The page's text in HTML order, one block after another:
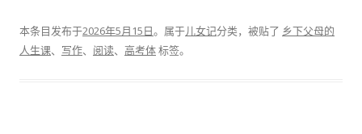
本条目发布于2026年5月15日。属于儿女记分类，被贴了 乡下父母的
人生课、 写作、 阅读、 高考体标签。